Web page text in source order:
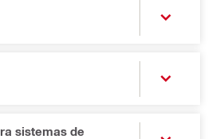
sistemas de